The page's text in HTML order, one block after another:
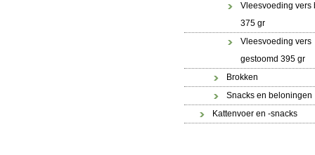
Vleesvoeding vers
375 gr
Vleesvoeding vers
gestoomd 395 gr
Brokken
Snacks en beloningen
Kattenvoer en -snacks